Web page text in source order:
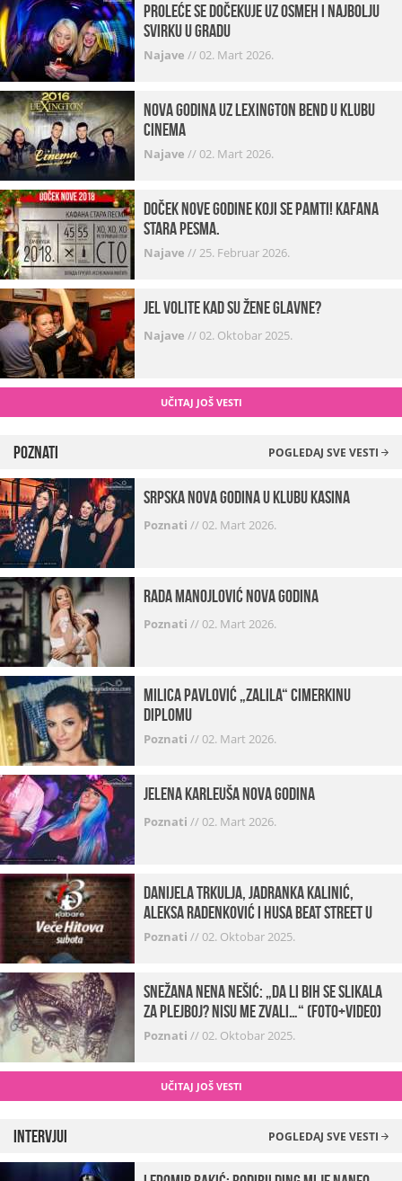
Proleće se dočekuje uz osmeh i najbolju
svirku u gradu
Najave //02. Mart 2026.
Nova godina uz Lexington bend u klubu
Cinema
Najave //02. Mart 2026.
Doček Nove godine koji se pamti! Kafana
Stara pesma.
Najave //25. Februar 2026.
Jel volite kad su žene glavne?
Najave //02. Oktobar 2025.
UČITAJ JOŠ VESTI
Poznati POGLEDAJ SVE VESTI
Srpska Nova godina u klubu Kasina
Poznati //02. Mart 2026.
Rada Manojlović Nova godina
Poznati //02. Mart 2026.
Milica Pavlović „zalila“ cimerkinu
diplomu
Poznati //02. Mart 2026.
Jelena Karleuša Nova godina
Poznati //02. Mart 2026.
Danijela Trkulja, Jadranka Kalinić,
Aleksa Radenković i Husa Beat Street u
Kabareu 13
Poznati //02. Oktobar 2025.
Snežana Nena Nešić: „Da li bih se slikala
za Plejboj? Nisu me zvali…“ (FOTO+VIDEO)
Poznati //02. Oktobar 2025.
UČITAJ JOŠ VESTI
Intervjui POGLEDAJ SVE VESTI